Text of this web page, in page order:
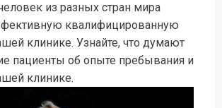
из разных стран мира
квалифицированную
клинике. Узнайте, что думают
пациенты об опыте пребывания и
клинике.